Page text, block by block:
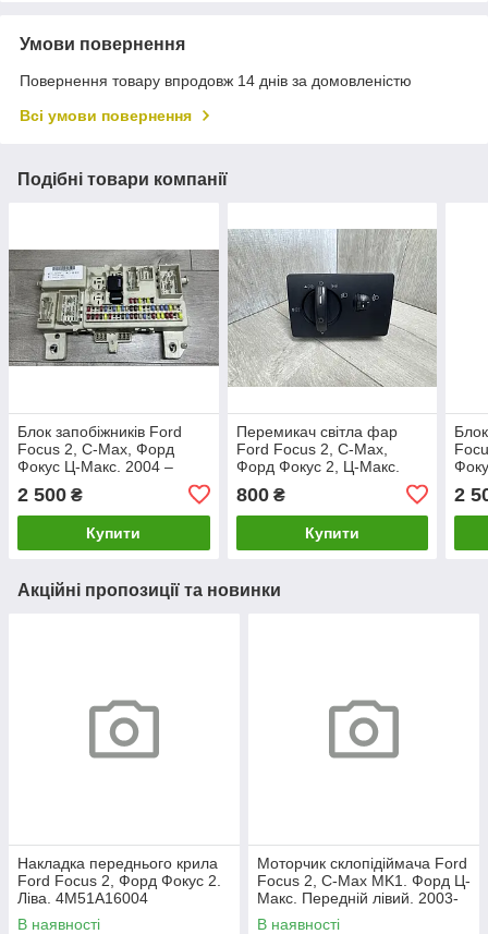
Умови повернення
Повернення товару впродовж 14 днів за домовленістю
Всі умови повернення
Подібні товари компанії
Блок запобіжників Ford
Focus 2, C-Max, Форд
Фокус Ц-Макс. 2004 –
2 500 ₴
Купити
Перемикач світла фар
Ford Focus 2, C-Max,
Форд Фокус 2, Ц-Макс.
800₴
Купити
2
Акційні пропозиції та новинки
Накладка переднього крила
Ford Focus 2, Форд Фокус 2.
Ліва. 4M51A16004
В наявності
Моторчик склопідіймача Ford
Focus 2, C-Max MK1. Форд Ц-
Макс. Передній лівий. 2003-
2007. 981405110.
В наявності